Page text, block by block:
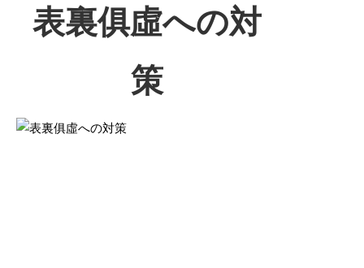
表裏俱虛への対
策